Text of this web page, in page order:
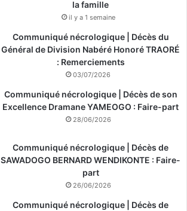
la famille
il y a 1 semaine
Communiqué nécrologique | Décès du
Général de Division Nabéré Honoré TRAORÉ
: Remerciements
03/07/2026
Communiqué nécrologique | Décès de son
Excellence Dramane YAMEOGO : Faire-part
28/06/2026
Communiqué nécrologique | Décès de
SAWADOGO BERNARD WENDIKONTE : Faire-
part
26/06/2026
Communiqué nécrologique | Décès de